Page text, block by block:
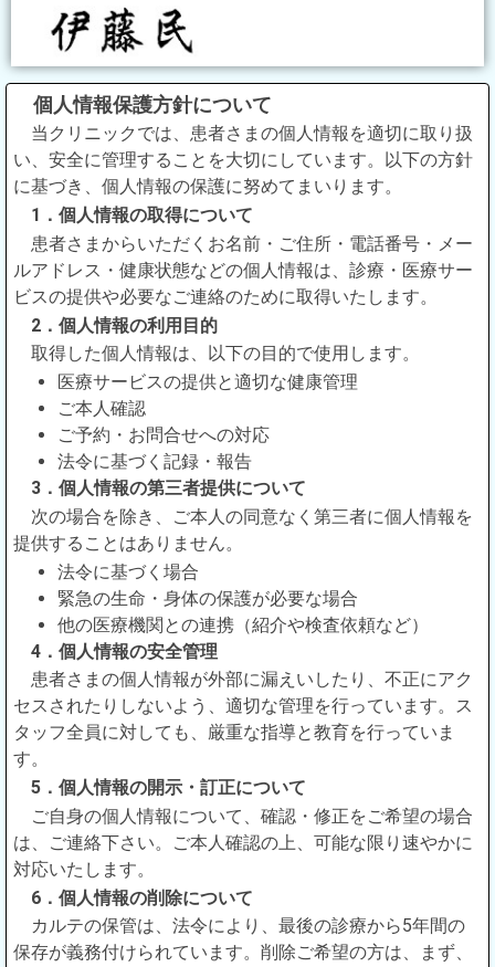
個人情報保護方針について
当クリニックでは、患者さまの個人情報を適切に取り扱
い、安全に管理することを大切にしています。以下の方針
に基づき、個人情報の保護に努めてまいります。
1．個人情報の取得について
患者さまからいただくお名前・ご住所・電話番号・メー
ルアドレス・健康状態などの個人情報は、診療・医療サー
ビスの提供や必要なご連絡のために取得いたします。
2．個人情報の利用目的
取得した個人情報は、以下の目的で使用します。
医療サービスの提供と適切な健康管理
ご本人確認
ご予約・お問合せへの対応
法令に基づく記録・報告
3．個人情報の第三者提供について
次の場合を除き、ご本人の同意なく第三者に個人情報を
提供することはありません。
法令に基づく場合
緊急の生命・身体の保護が必要な場合
他の医療機関との連携（紹介や検査依頼など）
4．個人情報の安全管理
患者さまの個人情報が外部に漏えいしたり、不正にアク
セスされたりしないよう、適切な管理を行っています。ス
タッフ全員に対しても、厳重な指導と教育を行っていま
す。
5．個人情報の開示・訂正について
ご自身の個人情報について、確認・修正をご希望の場合
は、ご連絡下さい。ご本人確認の上、可能な限り速やかに
対応いたします。
6．個人情報の削除について
カルテの保管は、法令により、最後の診療から5年間の
保存が義務付けられています。削除ご希望の方は、まず、